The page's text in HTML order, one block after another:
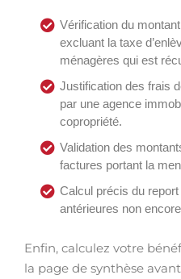
Vérification du
excluant la taxe
ménagères qui est
Justification des frais
par une agence
copropriété.
Validation des
factures portant la
Calcul précis du
antérieures non
Enfin, calculez votre
la page de synthèse